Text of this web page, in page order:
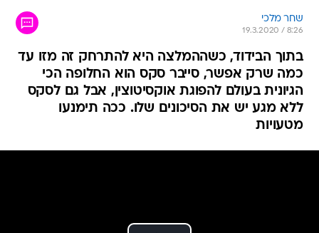
שחר מלכי
19.3.2020 / 8:26
בתוך הבידוד, כשההמלצה היא להתרחק זה מזו עד
כמה שרק אפשר, סייבר סקס הוא החלופה הכי
הגיונית בעולם להפוגת אוקסיטוצין, אבל גם לסקס
ללא מגע יש את הסיכונים שלו. ככה תימנעו
מטעויות